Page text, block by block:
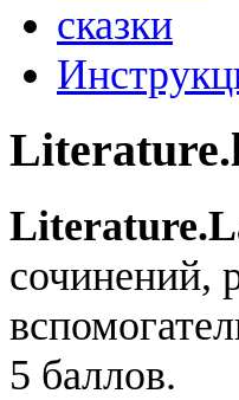
сказки
сочинений,
5 баллов.